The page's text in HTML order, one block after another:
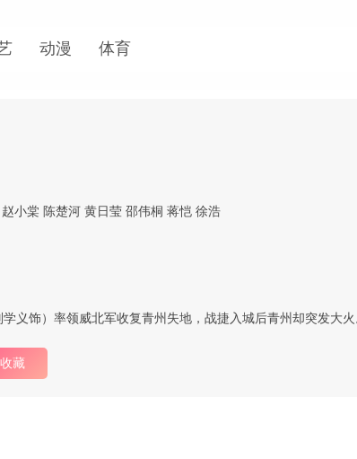
动漫 体育
赵小棠 陈楚河 黄日莹 邵伟桐 蒋恺 徐浩
义饰）率领威北军收复青州失地，战捷入城后青州却突发大
收藏